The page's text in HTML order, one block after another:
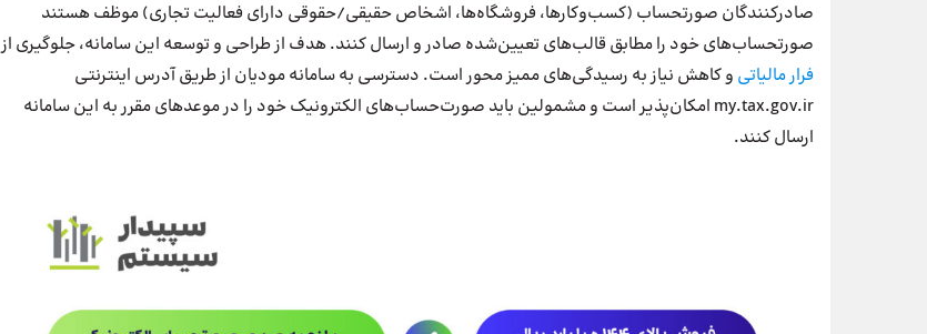
صادرکنندگان صورتحساب (کسب‌وکارها، فروشگاه‌ها، اشخاص حقیقی/حقوقی دارای فعالیت تجاری) موظف‌ هستند
صورتحساب‌های خود را مطابق قالب‌های تعیین‌شده صادر و ارسال کنند. هدف از طراحی و توسعه این سامانه، جلوگیری از
فرار مالیاتی و کاهش نیاز به رسیدگی‌های ممیز محور است. دسترسی به سامانه مودیان از طریق آدرس اینترنتی
my.tax.gov.ir امکان‌پذیر است و مشمولین باید صورت‌حساب‌های الکترونیک خود را در موعدهای مقرر به این سامانه
ارسال کنند.